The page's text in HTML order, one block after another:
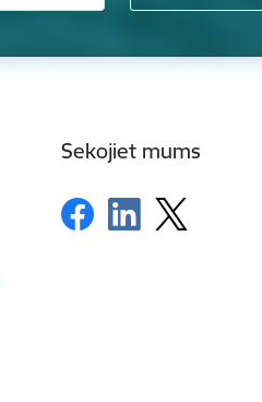
Sekojiet mums